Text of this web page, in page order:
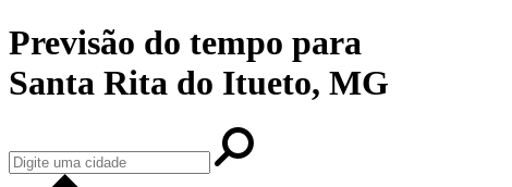
Previsão do tempo para
Santa Rita do Itueto, MG